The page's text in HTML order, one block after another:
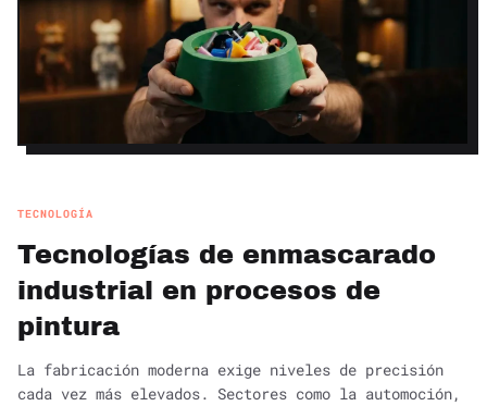
TECNOLOGÍA
Tecnologías de enmascarado
industrial en procesos de
pintura
La fabricación moderna exige niveles de precisión
cada vez más elevados. Sectores como la automoción,